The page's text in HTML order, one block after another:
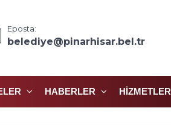
Eposta:
belediye@pinarhisar.bel.tr
HABERLER HIZMETLER